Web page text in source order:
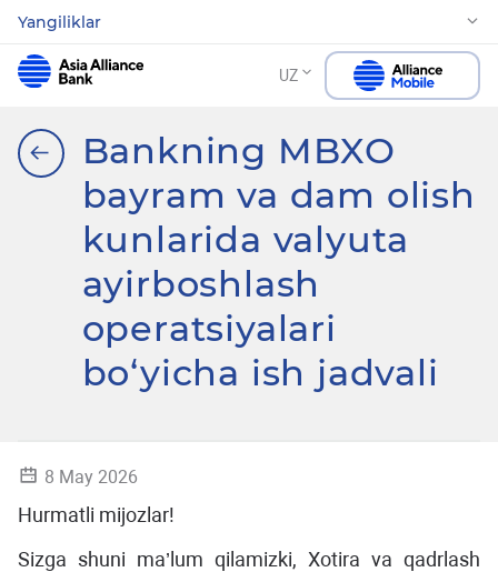
Yangiliklar
UZ
Bankning MBXO
bayram va dam olish
kunlarida valyuta
ayirboshlash
operatsiyalari
bo‘yicha ish jadvali
8 May 2026
Hurmatli mijozlar!
Sizga shuni ma’lum qilamizki, Xotira va qadrlash